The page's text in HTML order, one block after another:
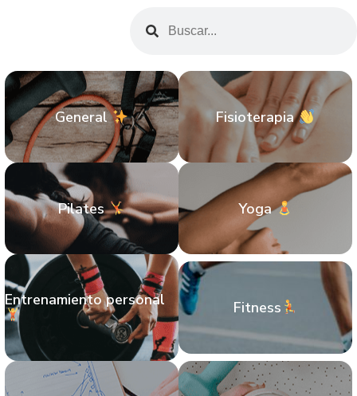
General Fisioterapia
Pilates Yoga
Entrenamiento personal Fitness